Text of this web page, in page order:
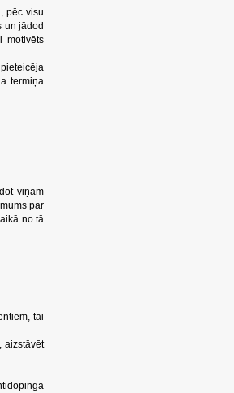
pēc visu
un jādod
motivēts
termiņa
viņam
par
no tā
tai
aizstāvēt